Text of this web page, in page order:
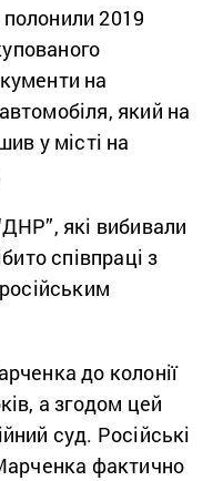
2019
на
який на
у місті на
які вибивали
співпраці з
до колонії
а згодом цей
суд. Російські
фактично